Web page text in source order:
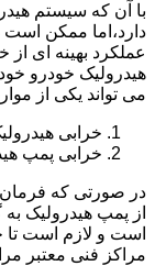
با آن که سیستم
دارد،اما ممکن است
عملکرد بهینه ای از
هیدرولیک خودرو
می تواند یکی از
خرابی
خرابی پمپ
در صورتی که
از پمپ هیدرولیک
است و لازم است
مراکز فنی معتبر